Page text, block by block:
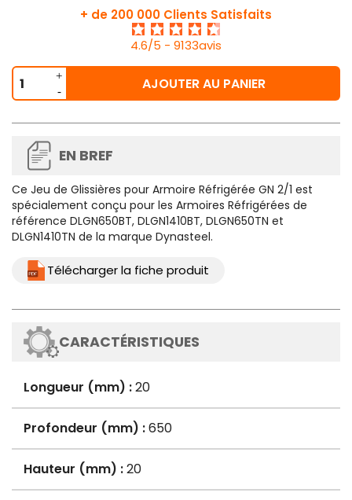
+ de 200 000 Clients Satisfaits
4.6/5 - 9133avis
AJOUTER AU PANIER
EN BREF
Ce Jeu de Glissières pour Armoire Réfrigérée GN 2/1 est
spécialement conçu pour les Armoires Réfrigérées de
référence DLGN650BT, DLGN1410BT, DLGN650TN et
DLGN1410TN de la marque Dynasteel.
Télécharger la fiche produit
CARACTÉRISTIQUES
Longueur (mm) :20
Profondeur (mm) :650
Hauteur (mm) :20